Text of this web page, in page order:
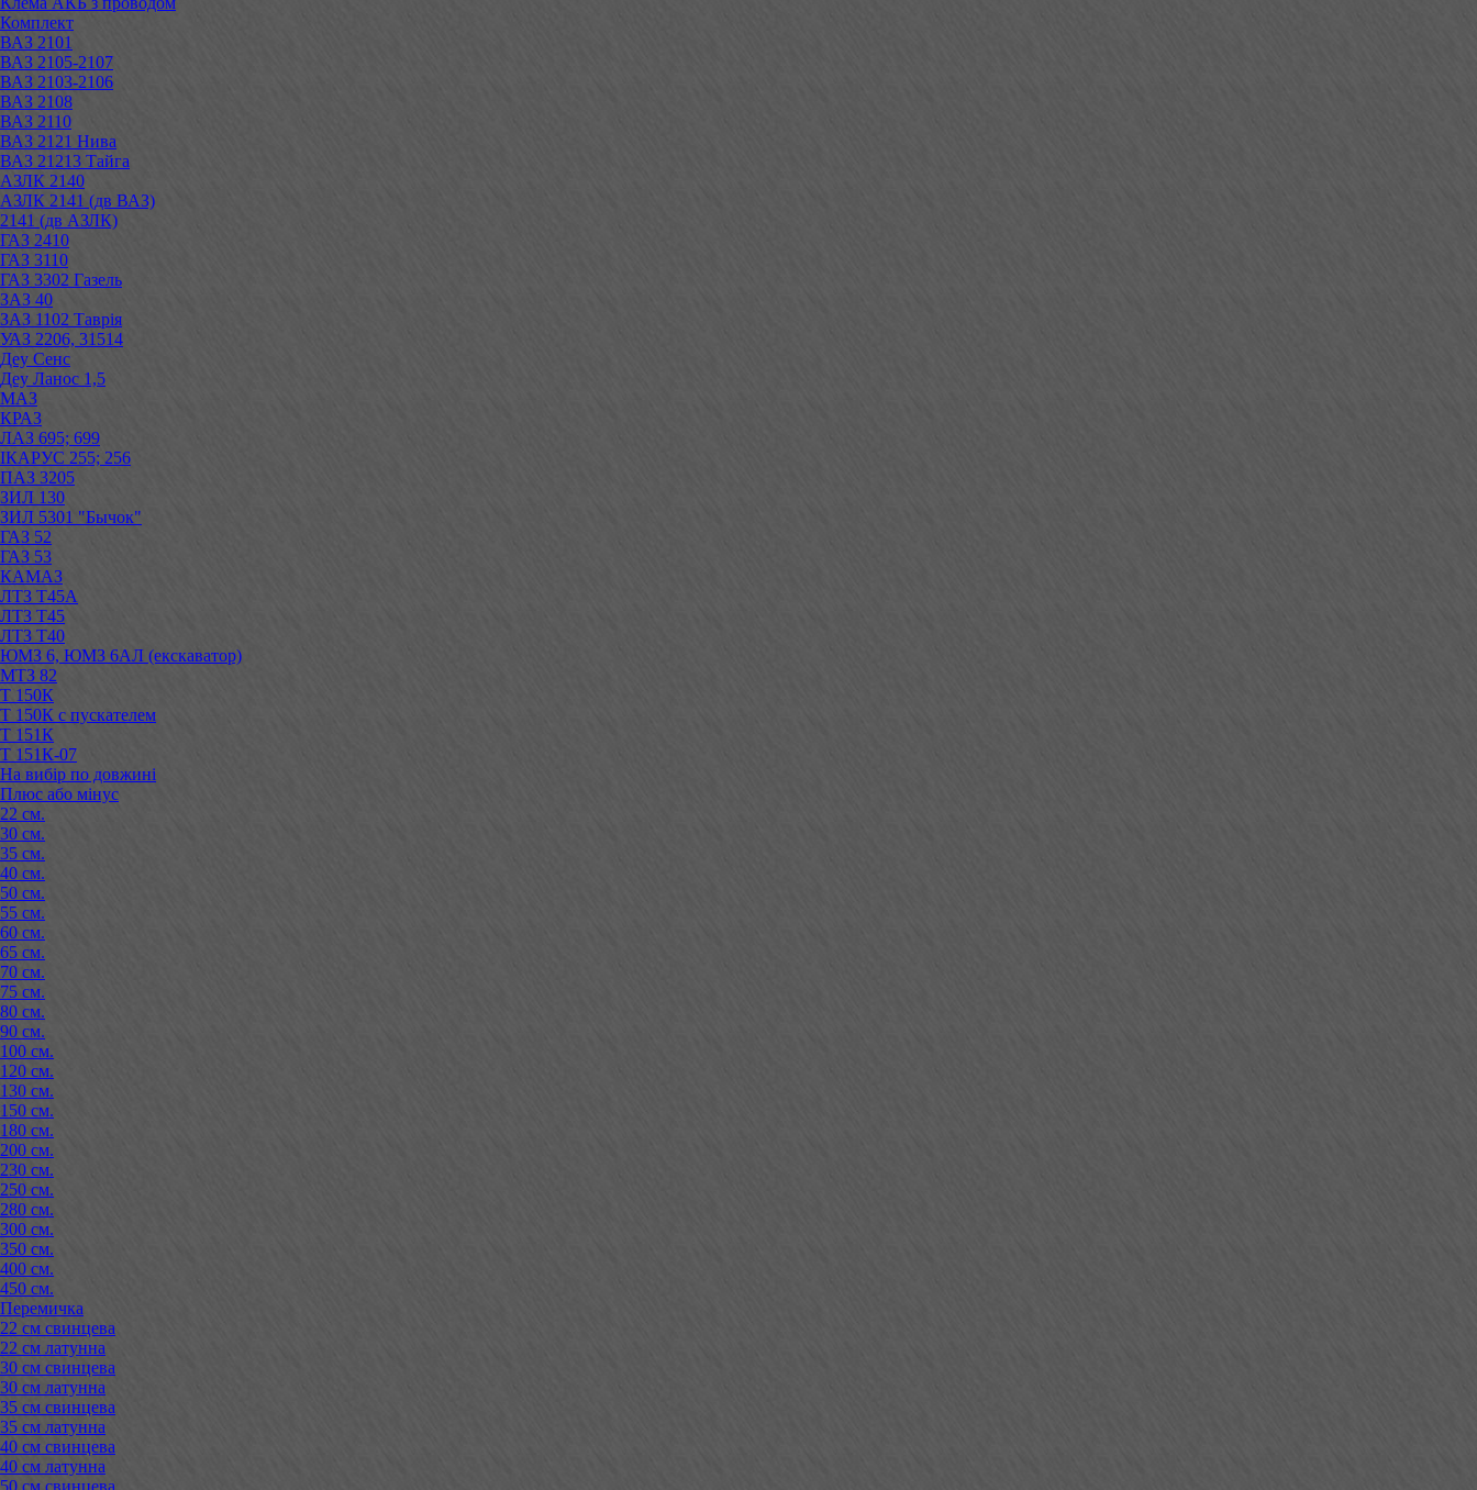
Комплект
ВАЗ 2101
ВАЗ 2105-2107
ВАЗ 2103-2106
ВАЗ 2108
ВАЗ 2110
ВАЗ 2121 Нива
ВАЗ 21213 Тайга
АЗЛК 2140
АЗЛК 2141 (дв ВАЗ)
2141 (дв АЗЛК)
ГАЗ 2410
ГАЗ 3110
ГАЗ 3302 Газель
ЗАЗ 40
ЗАЗ 1102 Таврія
УАЗ 2206, 31514
Деу Сенс
Деу Ланос 1,5
МАЗ
КРАЗ
ЛАЗ 695; 699
ІКАРУС 255; 256
ПАЗ 3205
ЗИЛ 130
ЗИЛ 5301 "Бычок"
ГАЗ 52
ГАЗ 53
КАМАЗ
ЛТЗ Т45А
ЛТЗ Т45
ЛТЗ Т40
ЮМЗ 6, ЮМЗ 6АЛ (екскаватор)
МТЗ 82
Т 150К
Т 150К с пускателем
Т 151К
Т 151К-07
На вибір по довжині
Плюс або мінус
22 см.
30 см.
35 см.
40 см.
50 см.
55 см.
60 см.
65 см.
70 см.
75 см.
80 см.
90 см.
100 см.
120 см.
130 см.
150 см.
180 см.
200 см.
230 см.
250 см.
280 см.
300 см.
350 см.
400 см.
450 см.
Перемичка
22 см свинцева
22 см латунна
30 см свинцева
30 см латунна
35 см свинцева
35 см латунна
40 см свинцева
40 см латунна